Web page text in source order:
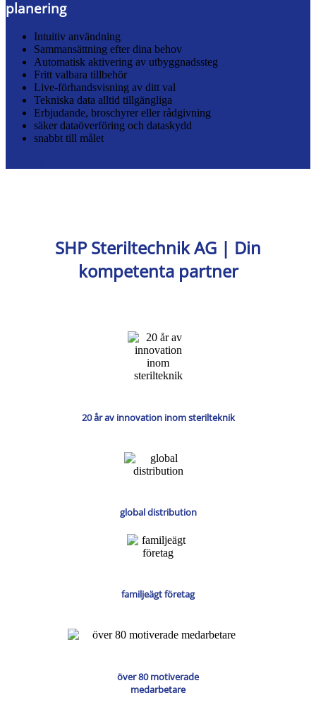
planering
Intuitiv användning
Sammansättning efter dina behov
Automatisk aktivering av utbyggnadssteg
Fritt valbara tillbehör
Live-förhandsvisning av ditt val
Tekniska data alltid tillgängliga
Erbjudande, broschyrer eller rådgivning
säker dataöverföring och dataskydd
snabbt till målet
SHP Steriltechnik AG | Din
kompetenta partner
20 år av innovation inom sterilteknik
global distribution
familjeägt företag
över 80 motiverade
medarbetare